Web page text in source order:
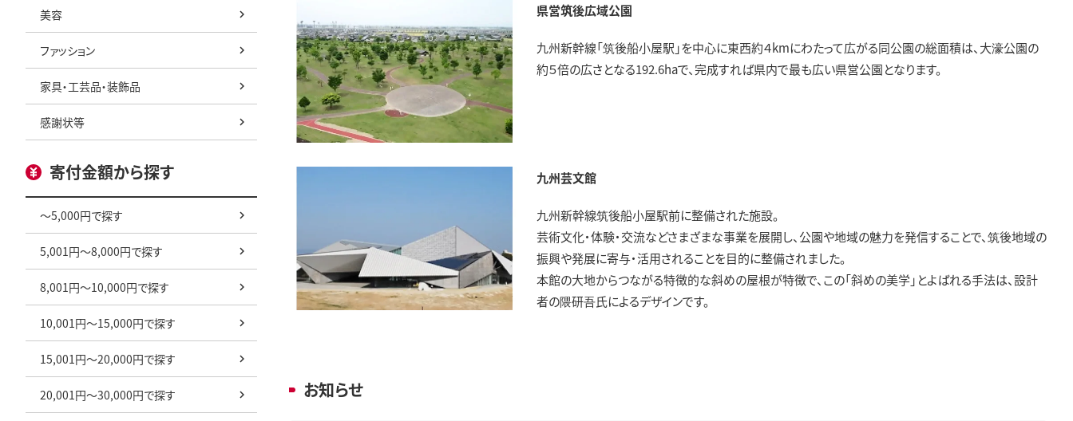
美容
ファッション
家具・工芸品・装飾品
感謝状等
寄付金額から探す
～5,000円で探す
5,001円～8,000円で探す
8,001円～10,000円で探す
10,001円～15,000円で探す
15,001円～20,000円で探す
20,001円～30,000円で探す
県営筑後広域公園
九州新幹線「筑後船小屋駅」を中心に東西約４kmにわたって広がる同公園の総面積は、大濠公園の
約５倍の広さとなる192.6haで、完成すれば県内で最も広い県営公園となります。
九州芸文館
九州新幹線筑後船小屋駅前に整備された施設。
芸術文化・体験・交流などさまざまな事業を展開し、公園や地域の魅力を発信することで、筑後地域の
振興や発展に寄与・活用されることを目的に整備されました。
本館の大地からつながる特徴的な斜めの屋根が特徴で、この「斜めの美学」とよばれる手法は、設計
者の隈研吾氏によるデザインです。
お知らせ